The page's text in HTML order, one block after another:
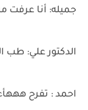
جميله: أنا عرفت
الدكتور علي:
احمد : تفرح